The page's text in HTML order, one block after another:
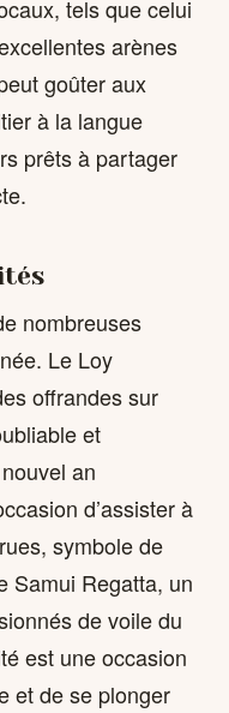
tels que celui
arènes
goûter aux
à la langue
prêts à partager
nombreuses
Le Loy
offrandes sur
et
an
d’assister à
symbole de
Samui Regatta, un
de voile du
est une occasion
et de se plonger